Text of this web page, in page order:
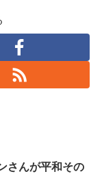
さんが平和その